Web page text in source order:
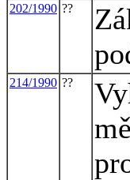
202/1990 ??
214/1990 ??